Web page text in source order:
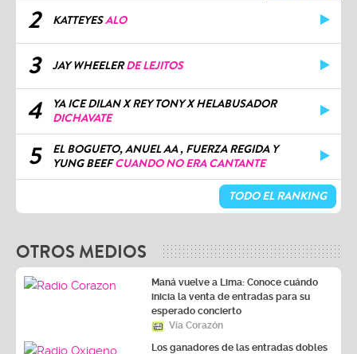
2 KATTEYESALO
3 JAY WHEELERDE LEJITOS
4
YA ICE DILAN X REY TONY X HELABUSADOR
DICHAVATE
5
EL BOGUETO, ANUEL AA , FUERZA REGIDA Y
YUNG BEEFCUANDO NO ERA CANTANTE
TODO EL RANKING
OTROS MEDIOS
Maná vuelve a Lima: Conoce cuándo
inicia la venta de entradas para su
esperado concierto
Vía Corazón
Los ganadores de las entradas dobles